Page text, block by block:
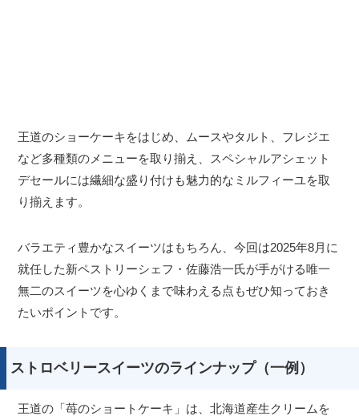
王道のショーケーキをはじめ、ムースやタルト、フレジエ
など多種類のメニューを取り揃え、スペシャルアシェット
デセールには繊細な盛り付けも魅力的なミルフィーユを取
り揃えます。
バラエティ豊かなスイーツはもちろん、今回は2025年8月に
就任した新ペストリーシェフ・佐藤浩一氏が手がける唯一
無二のスイーツを心ゆくまで味わえる点もぜひ知っておき
たいポイントです。
ストロベリースイーツのラインナップ（一例）
王道の「苺のショートケーキ」は、北海道産生クリームを